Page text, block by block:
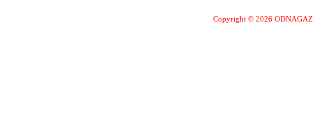
Copyright © 2026